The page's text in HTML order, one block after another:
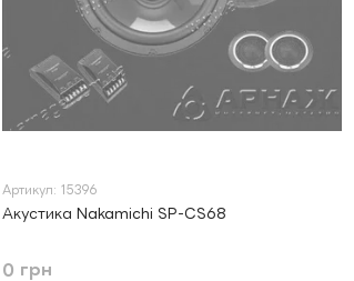
Артикул: 15396
Акустика Nakamichi SP-CS68
0 грн